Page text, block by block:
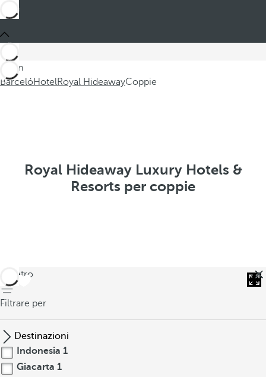
Sei in
BarcelóHotelRoyal HideawayCoppie
Royal Hideaway Luxury Hotels &
Resorts per coppie
indietro
Filtrare per
Destinazioni
Indonesia 1
Giacarta 1